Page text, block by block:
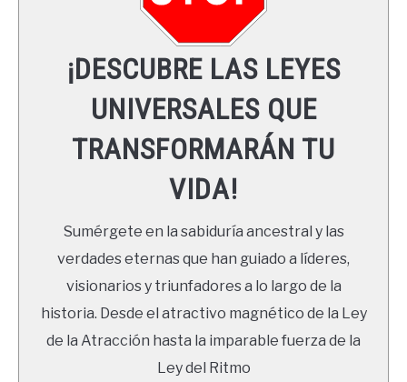
LEYES UNIVERSALES
RECURSOS
NEWSLETTER
¡DESCUBRE LAS LEYES
UNIVERSALES QUE
TRANSFORMARÁN TU
VIDA!
Sumérgete en la sabiduría ancestral y las
verdades eternas que han guiado a líderes,
visionarios y triunfadores a lo largo de la
historia. Desde el atractivo magnético de la Ley
de la Atracción hasta la imparable fuerza de la
Ley del Ritmo